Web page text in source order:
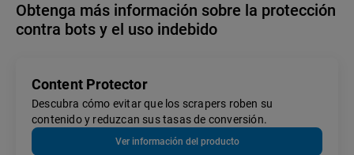
Obtenga más información sobre la protección
contra bots y el uso indebido
Content Protector
Descubra cómo evitar que los scrapers roben su
contenido y reduzcan sus tasas de conversión.
Ver información del producto